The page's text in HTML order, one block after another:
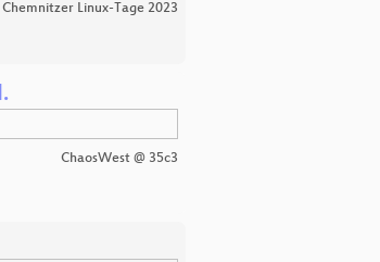
Chemnitzer Linux-Tage 2023
ChaosWest @ 35c3